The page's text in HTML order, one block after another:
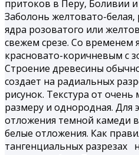
притоков в Перу, Боливии
Заболонь желтовато-белая,
ядра розоватого или
свежем срезе. Со временем
красновато-коричневым с
Строение древесины
создает на радиальных
рисунок. Текстура от
размеру и однородная. Для
отложения темной камеди
белые отложения. Как
тангенциальных разрезах